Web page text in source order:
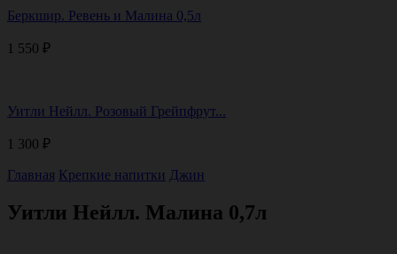
Беркшир. Ревень и Малина 0,5л
1 550 ₽
Уитли Нейлл. Розовый Грейпфрут...
1 300 ₽
Главная Крепкие напитки Джин
Уитли Нейлл. Малина 0,7л